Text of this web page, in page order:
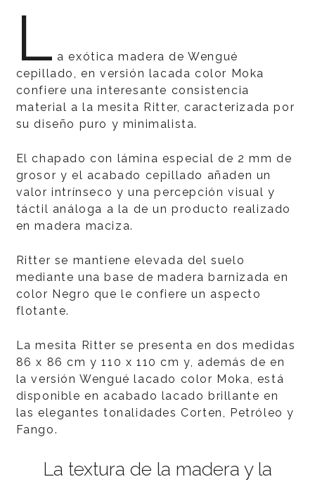
L a exótica madera de Wengué
cepillado, en versión lacada color Moka
confiere una interesante consistencia
material a la mesita Ritter, caracterizada por
su diseño puro y minimalista.
El chapado con lámina especial de 2 mm de
grosor y el acabado cepillado añaden un
valor intrínseco y una percepción visual y
táctil análoga a la de un producto realizado
en madera maciza.
Ritter se mantiene elevada del suelo
mediante una base de madera barnizada en
color Negro que le confiere un aspecto
flotante.
La mesita Ritter se presenta en dos medidas
86 x 86 cm y 110 x 110 cm y, además de en
la versión Wengué lacado color Moka, está
disponible en acabado lacado brillante en
las elegantes tonalidades Corten, Petróleo y
Fango.
La textura de la madera y la